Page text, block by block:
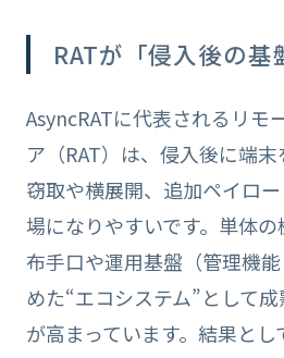
RATが「侵入後の基
AsyncRATに代表されるリモ
ア（RAT）は、侵入後に端
窃取や横展開、追加ペイロ
場になりやすいです。単体
布手口や運用基盤（管理機
めた“エコシステム”として
が高まっています。結果と